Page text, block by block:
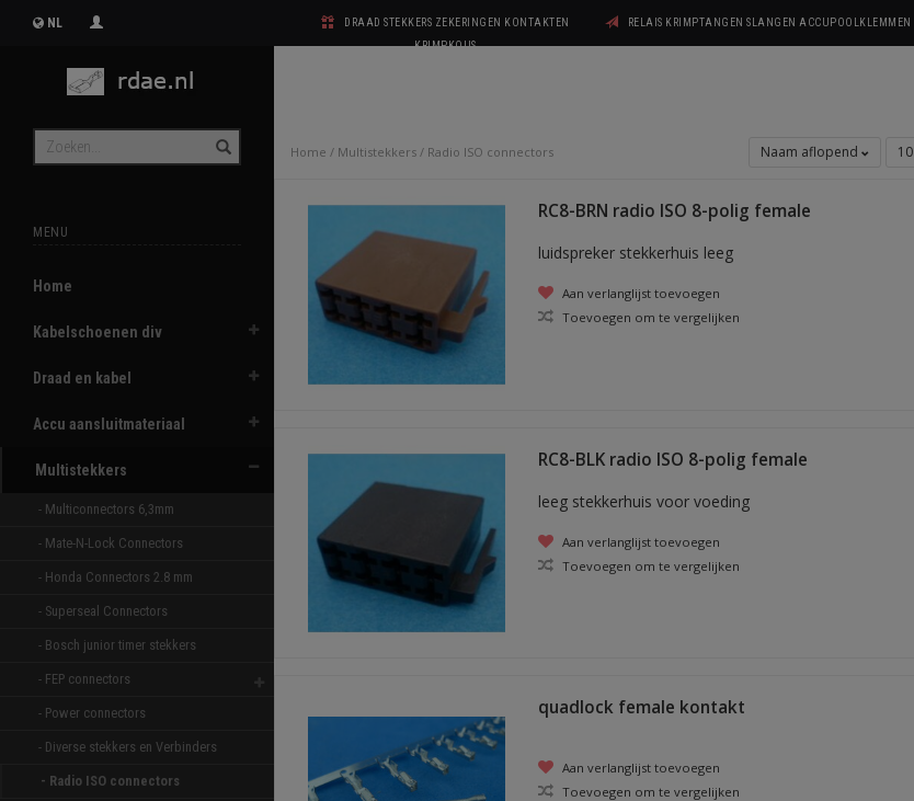
NL
DRAAD STEKKERS ZEKERINGEN KONTAKTEN
KRIMPKOUS
RELAIS KRIMPTANGEN SLANGEN ACCUPOOLKLEMMEN
MENU
Home
Kabelschoenen div
Draad en kabel
Accu aansluitmateriaal
Multistekkers
- Multiconnectors 6,3mm
- Mate-N-Lock Connectors
- Honda Connectors 2.8 mm
- Superseal Connectors
- Bosch junior timer stekkers
- FEP connectors
- Power connectors
- Diverse stekkers en Verbinders
- Radio ISO connectors
Home / Multistekkers / Radio ISO connectors Naam aflopend 10
RC8-BRN radio ISO 8-polig female
luidspreker stekkerhuis leeg
Aan verlanglijst toevoegen
Toevoegen om te vergelijken
RC8-BLK radio ISO 8-polig female
leeg stekkerhuis voor voeding
Aan verlanglijst toevoegen
Toevoegen om te vergelijken
quadlock female kontakt
Aan verlanglijst toevoegen
Toevoegen om te vergelijken